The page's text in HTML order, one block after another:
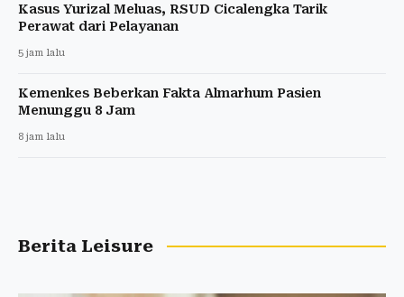
Kasus Yurizal Meluas, RSUD Cicalengka Tarik
Perawat dari Pelayanan
5 jam lalu
Kemenkes Beberkan Fakta Almarhum Pasien
Menunggu 8 Jam
8 jam lalu
Berita Leisure